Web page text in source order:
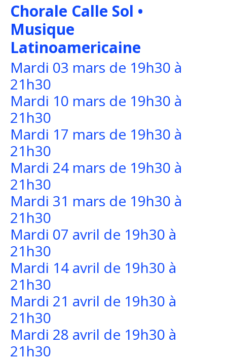
Chorale Calle Sol •
Musique
Latinoamericaine
Mardi 03 mars de 19h30 à
21h30
Mardi 10 mars de 19h30 à
21h30
Mardi 17 mars de 19h30 à
21h30
Mardi 24 mars de 19h30 à
21h30
Mardi 31 mars de 19h30 à
21h30
Mardi 07 avril de 19h30 à
21h30
Mardi 14 avril de 19h30 à
21h30
Mardi 21 avril de 19h30 à
21h30
Mardi 28 avril de 19h30 à
21h30